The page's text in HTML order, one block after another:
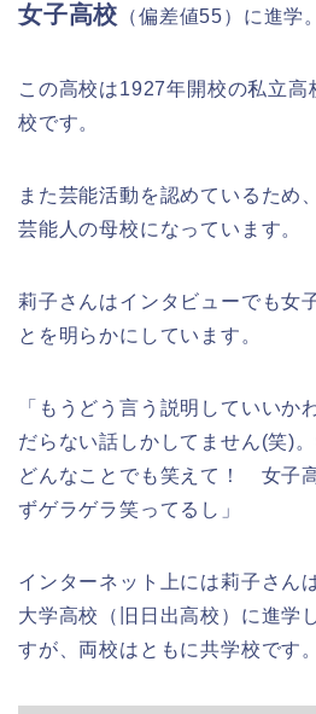
女子高校 （偏差値55）に進学。
この高校は1927年開校の私立高
校です。
また芸能活動を認めているため
芸能人の母校になっています。
莉子さんはインタビューでも女
とを明らかにしています。
「もうどう言う説明していいか
だらない話しかしてません(笑)
どんなことでも笑えて！ 女子
ずゲラゲラ笑ってるし」
インターネット上には莉子さん
大学高校（旧日出高校）に進学
すが、両校はともに共学校です。